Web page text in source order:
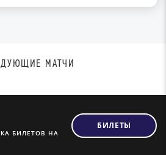
МАТЧИ
БИЛЕТОВ НА
БИЛЕТЫ